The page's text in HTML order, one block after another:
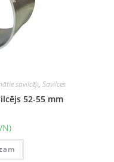
savilcēji, Savilces
52-55 mm